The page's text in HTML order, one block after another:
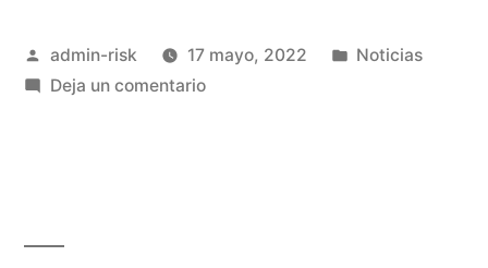
admin-risk 17 mayo, 2022
Noticias
Deja un comentario